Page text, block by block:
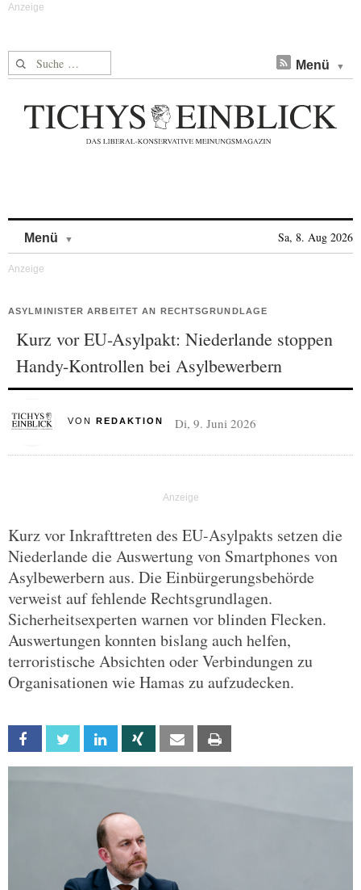
Suche nach: Menü
Menü Sa, 8. Aug 2026
ASYLMINISTER ARBEITET AN RECHTSGRUNDLAGE
Kurz vor EU-Asylpakt: Niederlande stoppen
Handy-Kontrollen bei Asylbewerbern
VON REDAKTION Di, 9. Juni 2026
Kurz vor Inkrafttreten des EU-Asylpakts setzen die
Niederlande die Auswertung von Smartphones von
Asylbewerbern aus. Die Einbürgerungsbehörde
verweist auf fehlende Rechtsgrundlagen.
Sicherheitsexperten warnen vor blinden Flecken.
Auswertungen konnten bislang auch helfen,
terroristische Absichten oder Verbindungen zu
Organisationen wie Hamas zu aufzudecken.
Facebook Twitter Linkedin Xing Email